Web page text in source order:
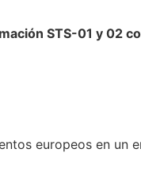
STS-01 y 02
europeos en un